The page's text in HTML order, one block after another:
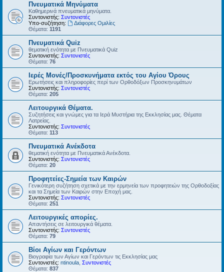
Πνευματικά Μηνύματα
Καθημερινά πνευματικά μηνύματα.
Συντονιστής: Συντονιστές
Υπο-συζήτηση:
Διάφορες Ομιλίες
Θέματα: 1191
Πνευματικά Quiz
θεματική ενότητα με Πνευματικά Quiz
Συντονιστής: Συντονιστές
Θέματα: 76
Ιερές Μονές/Προσκυνήματα εκτός του Αγίου Όρους
Ερωτήσεις και πληροφορίες περί των Ορθοδόξων Προσκηνυμάτων
Συντονιστής: Συντονιστές
Θέματα: 205
Λειτουργικά Θέματα.
Συζητήσεις και γνώμες για τα Ιερά Μυστήρια της Εκκλησίας μας. Θέματα
Λατρείας.
Συντονιστής: Συντονιστές
Θέματα: 113
Πνευματικά Ανέκδοτα
θεματική ενότητα με Πνευματικά Ανέκδοτα.
Συντονιστής: Συντονιστές
Θέματα: 20
Προφητείες-Σημεία των Καιρών
Γενικότερη συζήτηση σχετικά με την ερμηνεία των προφητειών της Ορθοδοξίας
και τα Σημεία των Καιρών στην Εποχή μας.
Συντονιστής: Συντονιστές
Θέματα: 251
Λειτουργικές απορίες.
Απαντήσεις σε λειτουργικά θέματα.
Συντονιστής: Συντονιστές
Θέματα: 79
Βίοι Αγίων και Γερόντων
Βιογραφία των Αγίων και Γερόντων τις Εκκλησίας μας
Συντονιστές: ntinoula Συντονιστές
Θέματα: 837